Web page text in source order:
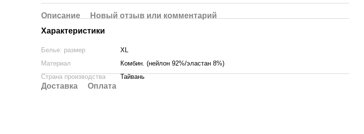
Описание
Новый отзыв или комментарий
Характеристики
Белье: размер
XL
Материал
Комбин. (нейлон 92%/эластан 8%)
Страна производства
Тайвань
Доставка Оплата